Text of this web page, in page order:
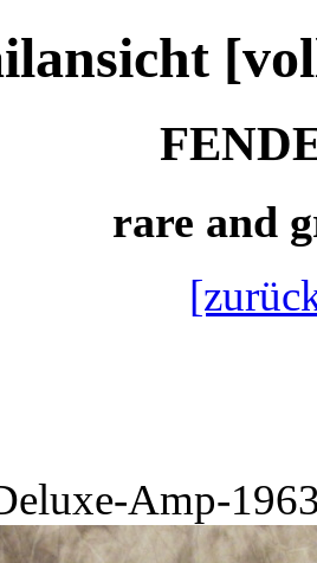
rare and
Amp-